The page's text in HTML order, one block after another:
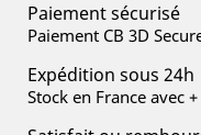
Paiement sécurisé
Paiement CB 3D
Expédition sous 24h
Stock en France avec